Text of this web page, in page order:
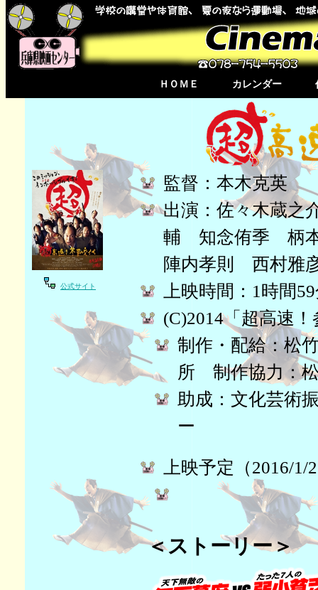
ＨＯＭＥ カレンダー
公式サイト
監督：本木克英
出演：佐々木蔵
輔 知念侑季 柄
陣内孝則 西村雅
上映時間：1時間
(C)2014「超高速
制作・配給：松
所 制作協力：
助成：文化芸術
ー
上映予定（2016/1/
＜ストーリー＞